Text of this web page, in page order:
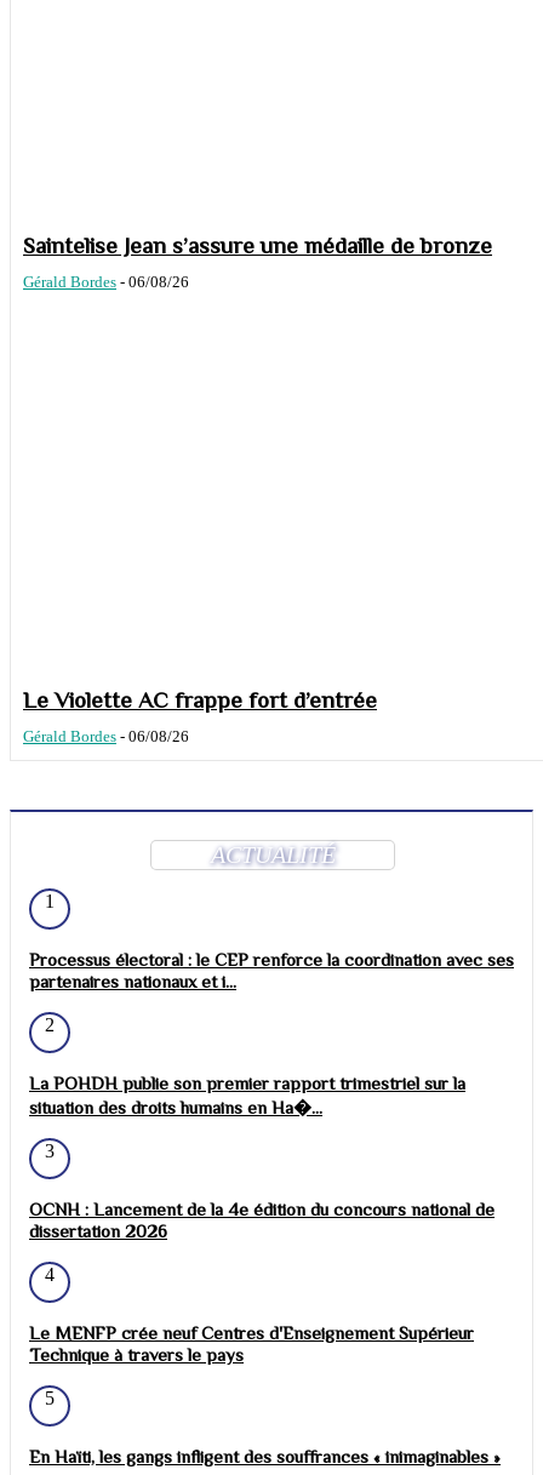
Saintelise Jean s’assure une médaille de bronze
Gérald Bordes - 06/08/26
Le Violette AC frappe fort d’entrée
Gérald Bordes - 06/08/26
ACTUALITÉ
1
Processus électoral : le CEP renforce la coordination avec ses
partenaires nationaux et i...
2
La POHDH publie son premier rapport trimestriel sur la
situation des droits humains en Ha�...
3
OCNH : Lancement de la 4e édition du concours national de
dissertation 2026
4
Le MENFP crée neuf Centres d'Enseignement Supérieur
Technique à travers le pays
5
En Haïti, les gangs infligent des souffrances « inimaginables »